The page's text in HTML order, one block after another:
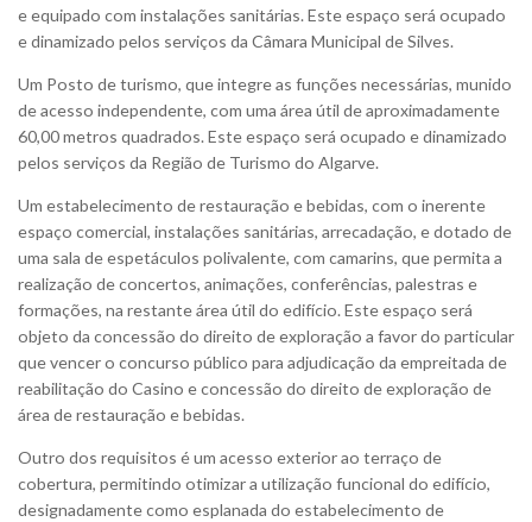
e equipado com instalações sanitárias. Este espaço será ocupado
e dinamizado pelos serviços da Câmara Municipal de Silves.
Um Posto de turismo, que integre as funções necessárias, munido
de acesso independente, com uma área útil de aproximadamente
60,00 metros quadrados. Este espaço será ocupado e dinamizado
pelos serviços da Região de Turismo do Algarve.
Um estabelecimento de restauração e bebidas, com o inerente
espaço comercial, instalações sanitárias, arrecadação, e dotado de
uma sala de espetáculos polivalente, com camarins, que permita a
realização de concertos, animações, conferências, palestras e
formações, na restante área útil do edifício. Este espaço será
objeto da concessão do direito de exploração a favor do particular
que vencer o concurso público para adjudicação da empreitada de
reabilitação do Casino e concessão do direito de exploração de
área de restauração e bebidas.
Outro dos requisitos é um acesso exterior ao terraço de
cobertura, permitindo otimizar a utilização funcional do edifício,
designadamente como esplanada do estabelecimento de